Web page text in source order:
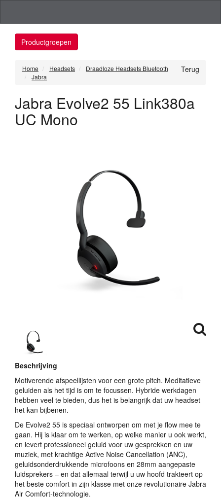
Productgroepen
Terug
Home Headsets
Draadloze Headsets Bluetooth
Jabra
Jabra Evolve2 55 Link380a
UC Mono
Beschrijving
Motiverende afspeellijsten voor een grote pitch. Meditatieve
geluiden als het tijd is om te focussen. Hybride werkdagen
hebben veel te bieden, dus het is belangrijk dat uw headset
het kan bijbenen.
De Evolve2 55 is speciaal ontworpen om met je flow mee te
gaan. Hij is klaar om te werken, op welke manier u ook werkt,
en levert professioneel geluid voor uw gesprekken en uw
muziek, met krachtige Active Noise Cancellation (ANC),
geluidsonderdrukkende microfoons en 28mm aangepaste
luidsprekers – en dat allemaal terwijl u uw hoofd trakteert op
het beste comfort in zijn klasse met onze revolutionaire Jabra
Air Comfort-technologie.